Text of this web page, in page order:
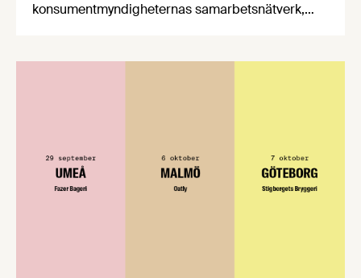
konsumentmyndigheternas samarbetsnätverk,